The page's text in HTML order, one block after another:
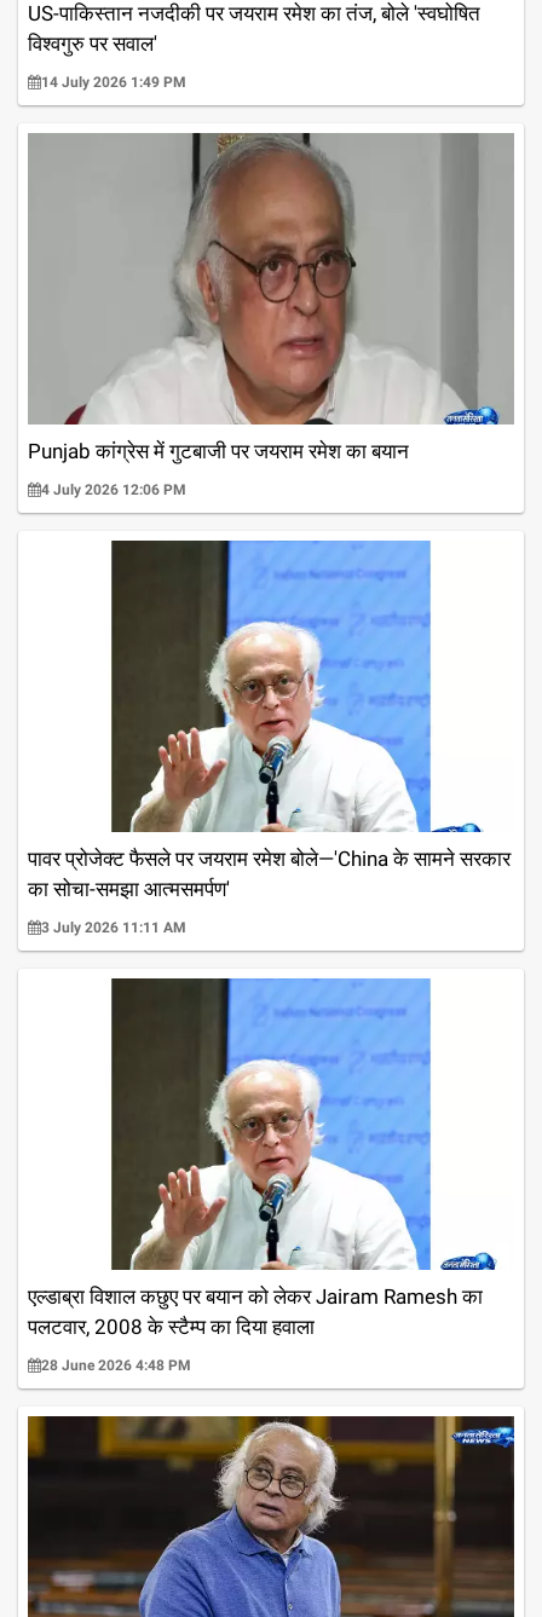
US-पाकिस्तान नजदीकी पर जयराम रमेश का तंज, बोले 'स्वघोषित
विश्वगुरु पर सवाल'
14 July 2026 1:49 PM
Punjab कांग्रेस में गुटबाजी पर जयराम रमेश का बयान
4 July 2026 12:06 PM
पावर प्रोजेक्ट फैसले पर जयराम रमेश बोले—'China के सामने सरकार
का सोचा-समझा आत्मसमर्पण'
3 July 2026 11:11 AM
एल्डाब्रा विशाल कछुए पर बयान को लेकर Jairam Ramesh का
पलटवार, 2008 के स्टैम्प का दिया हवाला
28 June 2026 4:48 PM